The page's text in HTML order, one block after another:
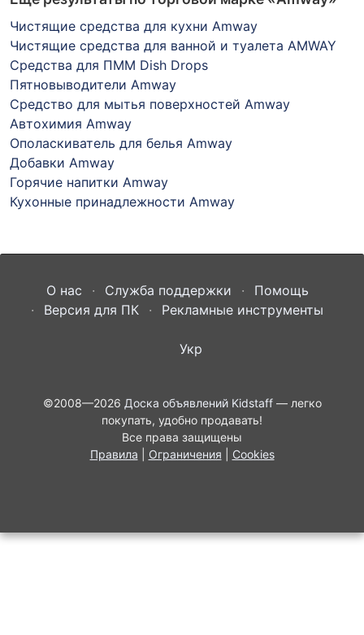
Чистящие средства для кухни Amway
Чистящие средства для ванной и туалета AMWAY
Средства для ПММ Dish Drops
Пятновыводители Amway
Средство для мытья поверхностей Amway
Автохимия Amway
Ополаскиватель для белья Amway
Добавки Amway
Горячие напитки Amway
Кухонные принадлежности Amway
О нас Служба поддержки
Помощь
Версия для ПК
Рекламные инструменты
Укр
©2008—2026 Доска объявлений Kidstaff— легко
покупать, удобно продавать!
Все права защищены
Правила
Ограничения Cookies